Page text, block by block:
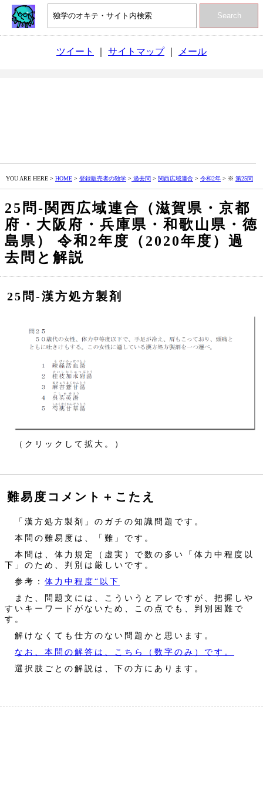
Search
ツイート サイトマップ｜ メール
YOU ARE HERE > HOME > 登録販売者の独学 > 過去問 > 関西広域連合 > 令和2年 > ※ 第25問
25問‐関西広域連合（滋賀県・京都
府・大阪府・兵庫県・和歌山県・徳
島県） 令和2年度（2020年度）過
去問と解説
25問‐漢方処方製剤
（クリックして拡大。）
難易度コメント＋こたえ
「漢方処方製剤」のガチの知識問題です。
本問の難易度は、「難」です。
本問は、体力規定（虚実）で数の多い「体力中程度以
下」のため、判別は厳しいです。
参考： 体力中程度“以下
また、問題文には、こういうとアレですが、把握しや
すいキーワードがないため、この点でも、判別困難で
す。
解けなくても仕方のない問題かと思います。
なお、本問の解答は、こちら（数字のみ）です。
選択肢ごとの解説は、下の方にあります。